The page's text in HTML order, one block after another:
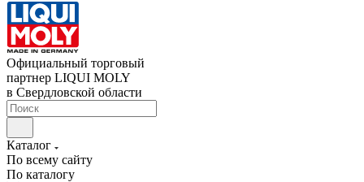
Официальный торговый
партнер LIQUI MOLY
в Свердловской области
Каталог
По всему сайту
По каталогу